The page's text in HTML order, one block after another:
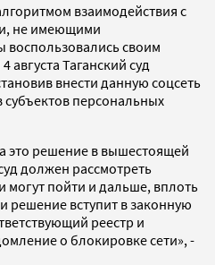
взаимодействия с
не имеющими
воспользовались своим
Таганский суд
внести данную соцсеть
персональных
это решение в вышестоящей
должен рассмотреть
пойти и дальше, вплоть
решение вступит в законную
реестр и
о блокировке сети», -